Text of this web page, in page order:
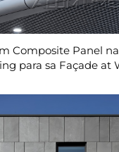
Composite Panel
para sa Façade at